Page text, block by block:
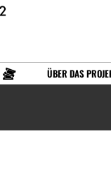
ÜBER DAS